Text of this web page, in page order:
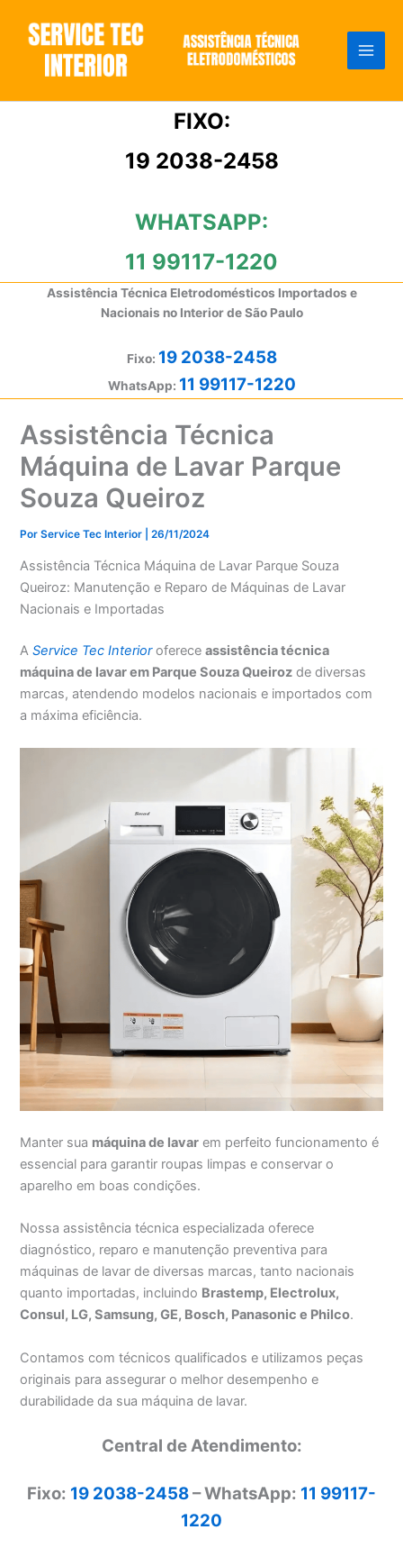
conteúdo
FIXO:
19 2038-2458
WHATSAPP:
11 99117-1220
Assistência Técnica Eletrodomésticos Importados e
Nacionais no Interior de São Paulo
Fixo: 19 2038-2458
WhatsApp: 11 99117-1220
Assistência Técnica
Máquina de Lavar Parque
Souza Queiroz
PorService Tec Interior |26/11/2024
Assistência Técnica Máquina de Lavar Parque Souza
Queiroz: Manutenção e Reparo de Máquinas de Lavar
Nacionais e Importadas
AService Tec Interiorofereceassistência técnica
máquina de lavar em Parque Souza Queiroz de diversas
marcas, atendendo modelos nacionais e importados com
a máxima eficiência.
Manter sua máquina de lavar em perfeito funcionamento é
essencial para garantir roupas limpas e conservar o
aparelho em boas condições.
Nossa assistência técnica especializada oferece
diagnóstico, reparo e manutenção preventiva para
máquinas de lavar de diversas marcas, tanto nacionais
quanto importadas, incluindo Brastemp, Electrolux,
Consul, LG, Samsung, GE, Bosch, Panasonic e Philco.
Contamos com técnicos qualificados e utilizamos peças
originais para assegurar o melhor desempenho e
durabilidade da sua máquina de lavar.
Central de Atendimento:
Fixo: 19 2038-2458– WhatsApp: 11 99117-
1220